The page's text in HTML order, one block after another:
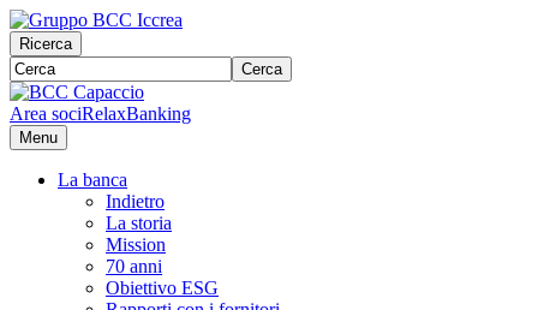
Ricerca
Cerca
Area sociRelaxBanking
Menu
La banca
Indietro
La storia
Mission
70 anni
Obiettivo ESG